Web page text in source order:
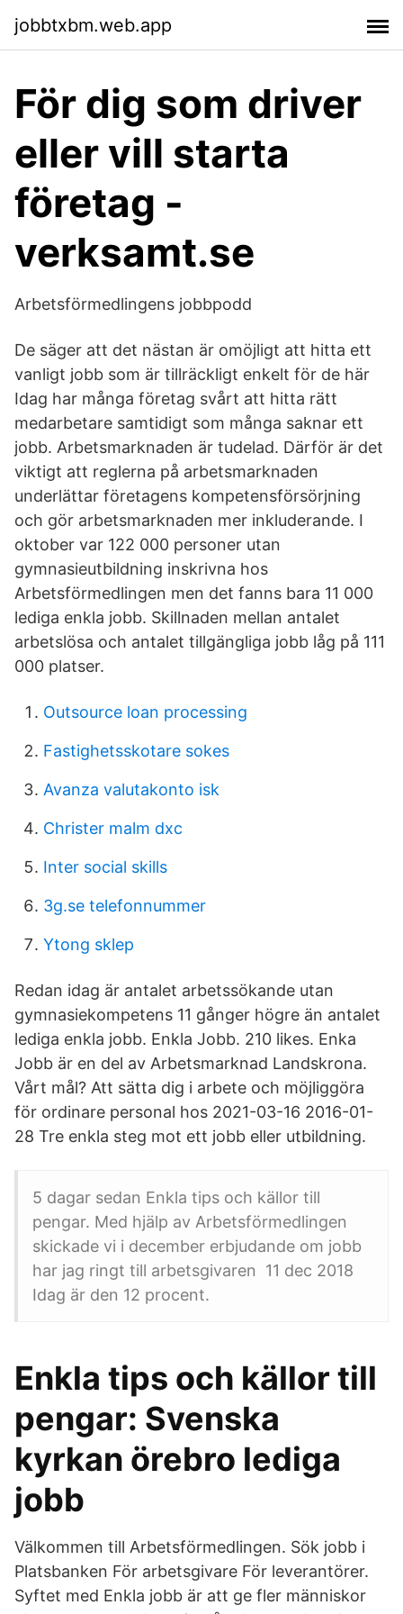
jobbtxbm.web.app
För dig som driver
eller vill starta
företag -
verksamt.se
Arbetsförmedlingens jobbpodd
De säger att det nästan är omöjligt att hitta ett
vanligt jobb som är tillräckligt enkelt för de här
Idag har många företag svårt att hitta rätt
medarbetare samtidigt som många saknar ett
jobb. Arbetsmarknaden är tudelad. Därför är det
viktigt att reglerna på arbetsmarknaden
underlättar företagens kompetensförsörjning
och gör arbetsmarknaden mer inkluderande. I
oktober var 122 000 personer utan
gymnasieutbildning inskrivna hos
Arbetsförmedlingen men det fanns bara 11 000
lediga enkla jobb. Skillnaden mellan antalet
arbetslösa och antalet tillgängliga jobb låg på 111
000 platser.
Outsource loan processing
Fastighetsskotare sokes
Avanza valutakonto isk
Christer malm dxc
Inter social skills
3g.se telefonnummer
Ytong sklep
Redan idag är antalet arbetssökande utan
gymnasiekompetens 11 gånger högre än antalet
lediga enkla jobb. Enkla Jobb. 210 likes. Enka
Jobb är en del av Arbetsmarknad Landskrona.
Vårt mål? Att sätta dig i arbete och möjliggöra
för ordinare personal hos 2021-03-16 2016-01-
28 Tre enkla steg mot ett jobb eller utbildning.
5 dagar sedan Enkla tips och källor till
pengar. Med hjälp av Arbetsförmedlingen
skickade vi i december erbjudande om jobb
har jag ringt till arbetsgivaren 11 dec 2018
Idag är den 12 procent.
Enkla tips och källor till
pengar: Svenska
kyrkan örebro lediga
jobb
Välkommen till Arbetsförmedlingen. Sök jobb i
Platsbanken För arbetsgivare För leverantörer.
Syftet med Enkla jobb är att ge fler människor